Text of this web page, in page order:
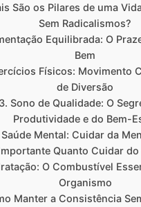
São os Pilares de uma
Sem Radicalismos?
Equilibrada: O
Bem
Físicos: Movimento
de Diversão
3. Sono de Qualidade: O
Produtividade e do Bem-
Mental: Cuidar da
Quanto Cuidar
O Combustível
Organismo
Manter a Consistência